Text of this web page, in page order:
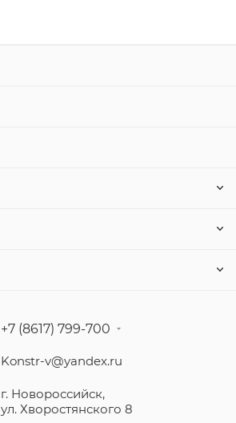
+7 (8617) 799-700
Konstr-v@yandex.ru
г. Новороссийск,
ул. Хворостянского 8